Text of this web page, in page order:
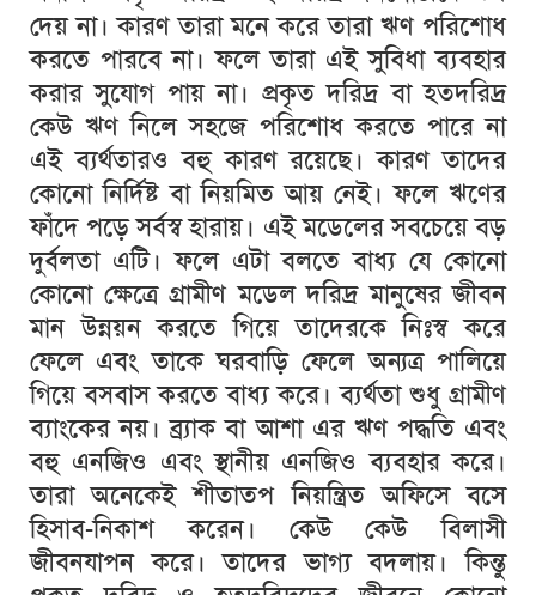
দেয় না। কারণ তারা মনে করে তারা ঋণ পরিশোধ
করতে পারবে না। ফলে তারা এই সুবিধা ব্যবহার
করার সুযোগ পায় না। প্রকৃত দরিদ্র বা হতদরিদ্র
কেউ ঋণ নিলে সহজে পরিশোধ করতে পারে না
এই ব্যর্থতারও বহু কারণ রয়েছে। কারণ তাদের
কোনো নির্দিষ্ট বা নিয়মিত আয় নেই। ফলে ঋণের
ফাঁদে পড়ে সর্বস্ব হারায়। এই মডেলের সবচেয়ে বড়
দুর্বলতা এটি। ফলে এটা বলতে বাধ্য যে কোনো
কোনো ক্ষেত্রে গ্রামীণ মডেল দরিদ্র মানুষের জীবন
মান উন্নয়ন করতে গিয়ে তাদেরকে নিঃস্ব করে
ফেলে এবং তাকে ঘরবাড়ি ফেলে অন্যত্র পালিয়ে
গিয়ে বসবাস করতে বাধ্য করে। ব্যর্থতা শুধু গ্রামীণ
ব্যাংকের নয়। ব্র্যাক বা আশা এর ঋণ পদ্ধতি এবং
বহু এনজিও এবং স্থানীয় এনজিও ব্যবহার করে।
তারা অনেকেই শীতাতপ নিয়ন্ত্রিত অফিসে বসে
হিসাব-নিকাশ করেন। কেউ কেউ
বিলাসী
জীবনযাপন করে। তাদের ভাগ্য বদলায়।
কিন্তু